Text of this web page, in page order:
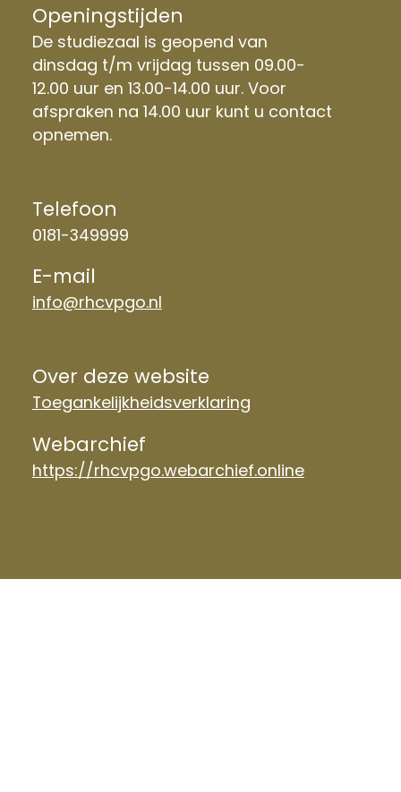
Openingstijden
De studiezaal is geopend van
dinsdag t/m vrijdag tussen 09.00-
12.00 uur en 13.00-14.00 uur. Voor
afspraken na 14.00 uur kunt u contact
opnemen.
Telefoon
0181-349999
E-mail
info@rhcvpgo.nl
Over deze website
Toegankelijkheidsverklaring
Webarchief
https://rhcvpgo.webarchief.online